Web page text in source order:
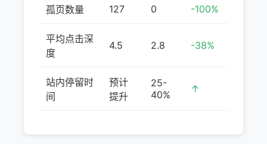
孤页数量 127 0 -100%
平均点击深
度
4.5 2.8 -38%
站内停留时
间
预计
提升
25-
40%
↑